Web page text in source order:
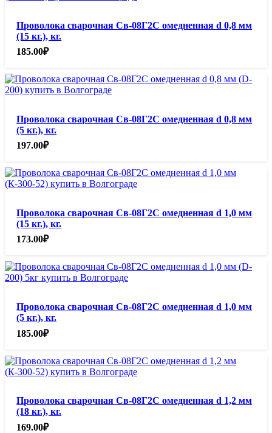
Проволока сварочная Св-08Г2С омедненная d 0,8 мм
(15 кг.), кг.
185.00₽
Проволока сварочная Св-08Г2С омедненная d 0,8 мм
(5 кг.), кг.
197.00₽
Проволока сварочная Св-08Г2С омедненная d 1,0 мм
(15 кг.), кг.
173.00₽
Проволока сварочная Св-08Г2С омедненная d 1,0 мм
(5 кг.), кг.
185.00₽
Проволока сварочная Св-08Г2С омедненная d 1,2 мм
(18 кг.), кг.
169.00₽